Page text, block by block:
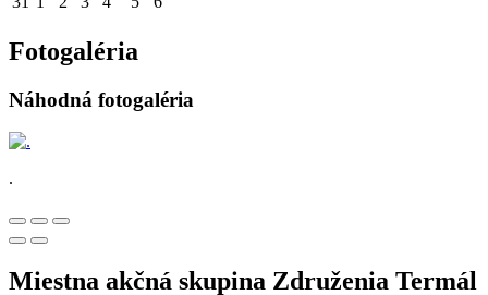
Fotogaléria
Náhodná fotogaléria
.
Miestna akčná skupina Združenia Termál